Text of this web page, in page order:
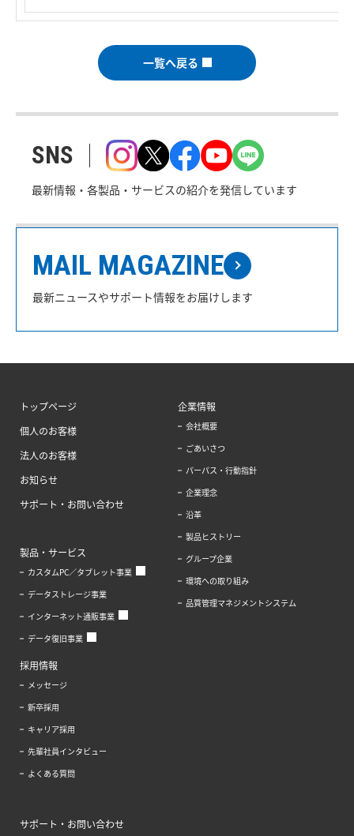
一覧へ戻る
SNS
最新情報・各製品・サービスの紹介を発信しています
MAIL MAGAZINE
最新ニュースやサポート情報をお届けします
トップページ
個人のお客様
法人のお客様
お知らせ
サポート・お問い合わせ
製品・サービス
カスタムPC／タブレット事業
データストレージ事業
インターネット通販事業
データ復旧事業
企業情報
会社概要
ごあいさつ
パーパス・行動指針
企業理念
沿革
製品ヒストリー
グループ企業
環境への取り組み
品質管理マネジメントシステム
採用情報
メッセージ
新卒採用
キャリア採用
先輩社員インタビュー
よくある質問
サポート・お問い合わせ